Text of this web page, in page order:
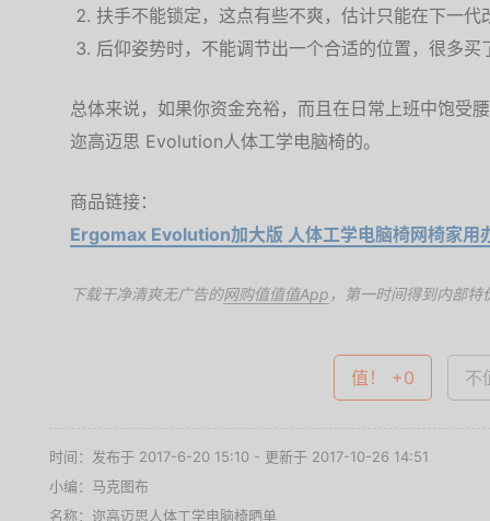
扶手不能锁定，这点有些不爽，估计只能在下一代
后仰姿势时，不能调节出一个合适的位置，很多
总体来说，如果你资金充裕，而且在日常上班中饱受
迩高迈思 Evolution人体工学电脑椅的。
商品链接：
Ergomax Evolution加大版 人体工学电脑椅网椅家用
下载干净清爽无广告的网购值值值App ，第一时间得到内部特
值！ +0 不
时间：发布于 2017-6-20 15:10 - 更新于 2017-10-26 14:51
小编：马克图布
名称： 迩高迈思人体工学电脑椅晒单